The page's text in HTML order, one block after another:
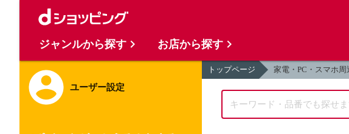
ユーザー設定
トップページ 家電・PC・スマホ
ジャンルから探す お店から探す